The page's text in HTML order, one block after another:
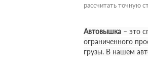
рассчитать точную
Автовышка – это
ограниченного
грузы. В нашем